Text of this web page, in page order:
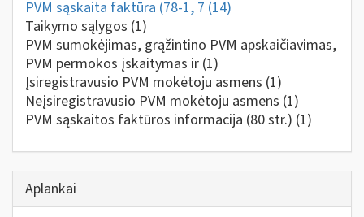
PVM sąskaita faktūra (78-1, 7 (14)
Taikymo sąlygos (1)
PVM sumokėjimas, grąžintino PVM apskaičiavimas,
PVM permokos įskaitymas ir (1)
Įsiregistravusio PVM mokėtoju asmens (1)
Neįsiregistravusio PVM mokėtoju asmens (1)
PVM sąskaitos faktūros informacija (80 str.) (1)
Aplankai